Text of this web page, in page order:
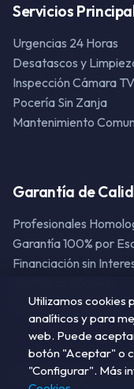
Servicios
Urgencias 24 Horas
Desatascos y
Inspección Cámara TV
Pocería Sin Zanja
Mantenimiento
Garantía de
Profesionales
Garantía 100% por
Financiación sin
Solicite Presupuesto
© 2026 Acropolys.
Utilizamos cookies
analíticos y para
web. Puede
botón "Aceptar" o
"Configurar". Más